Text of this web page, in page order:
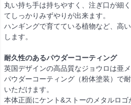
丸い持ち手は持ちやすく、注ぎ口が細
てしっかりみずやりが出来ます。
ハンギングで育てている植物など、高
します。
耐久性のあるパウダーコーティング
英国デザインの高品質なジョウロは亜メ
パウダーコーティング（粉体塗装）で
いただけます。
本体正面にケント&ストーのメタルロ